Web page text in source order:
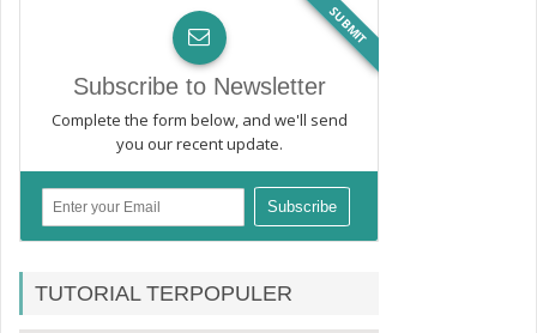
SUBMIT
Subscribe to Newsletter
Complete the form below, and we'll send
you our recent update.
TUTORIAL TERPOPULER